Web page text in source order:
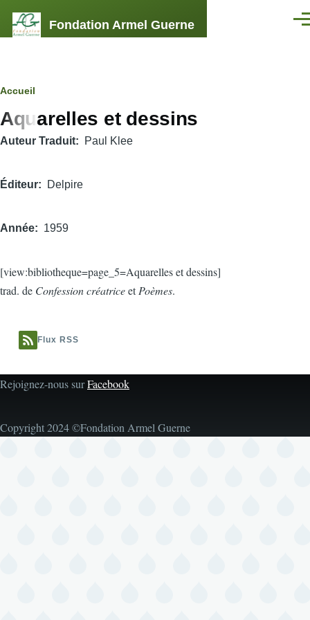
Fondation Armel Guerne
Fil
d'Ariane
Accueil
Aquarelles et dessins
Auteur Traduit Paul Klee
Éditeur Delpire
Année 1959
[view:bibliotheque=page_5=Aquarelles et dessins]
trad. de Confession créatriceetPoèmes.
Flux RSS
Rejoignez-nous surFacebook
Copyright 2024 ©Fondation Armel Guerne